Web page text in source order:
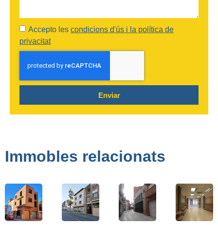
Accepto les condicions d'ús i la política de
privacitat
Enviar
Immobles relacionats